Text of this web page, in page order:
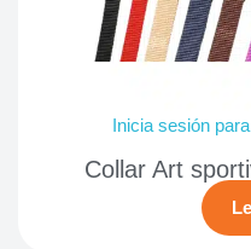
Inicia sesión
Collar Art